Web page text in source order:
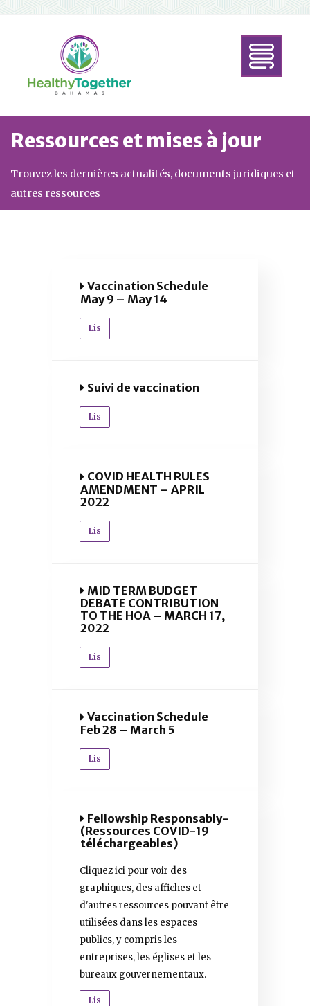
Ressources et mises à jour
Trouvez les dernières actualités, documents juridiques et
autres ressources
Vaccination Schedule
May 9 – May 14
Lis
Suivi de vaccination
Lis
COVID HEALTH RULES
AMENDMENT – APRIL
2022
Lis
MID TERM BUDGET
DEBATE CONTRIBUTION
TO THE HOA – MARCH 17,
2022
Lis
Vaccination Schedule
Feb 28 – March 5
Lis
Fellowship Responsably-
(Ressources COVID-19
téléchargeables)
Cliquez ici pour voir des
graphiques, des affiches et
d'autres ressources pouvant être
utilisées dans les espaces
publics, y compris les
entreprises, les églises et les
bureaux gouvernementaux.
Lis